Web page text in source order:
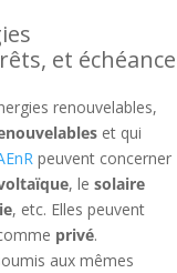
et échéance
renouvelables,
et qui
peuvent concerner
, le solaire
, etc. Elles peuvent
privé.
aux mêmes